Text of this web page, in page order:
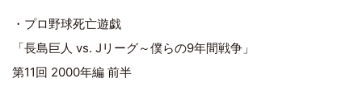
・プロ野球死亡遊戯
「長島巨人 vs. Jリーグ～僕らの9年間戦争」
第11回 2000年編 前半